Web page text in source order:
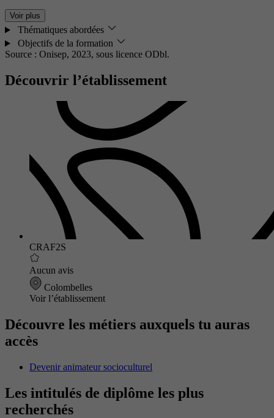
Voir plus
Thématiques abordées
Objectifs de la formation
Source : Onisep, 2023, sous licence ODbl.
Découvrir l’établissement
CRAF2S
Aucun avis
Colombelles
Voir l’établissement
Découvre les métiers auxquels tu auras
accès
Devenir animateur socioculturel
Les intitulés de diplôme les plus
recherchés